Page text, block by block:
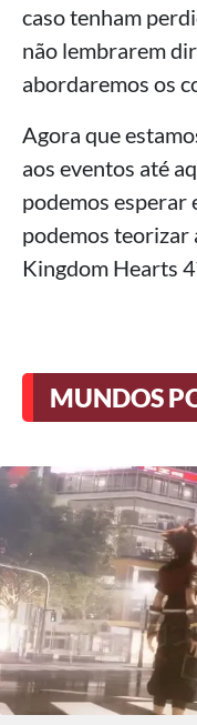
caso tenham
não lembrarem
abordaremos os
Agora que
aos eventos até
podemos esperar
podemos teorizar
Kingdom Hearts
MUNDOS